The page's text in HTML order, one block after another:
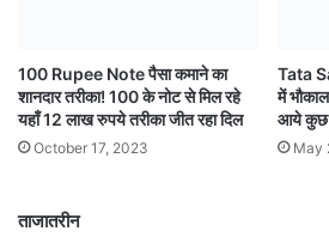
100 Rupee Note पैसा कमाने का
शानदार तरीका! 100 के नोट से मिल रहे
यहाँ 12 लाख रुपये तरीका जीत रहा दिल
October 17, 2023
Tata
में
आये कुछ
May
ताजातरीन